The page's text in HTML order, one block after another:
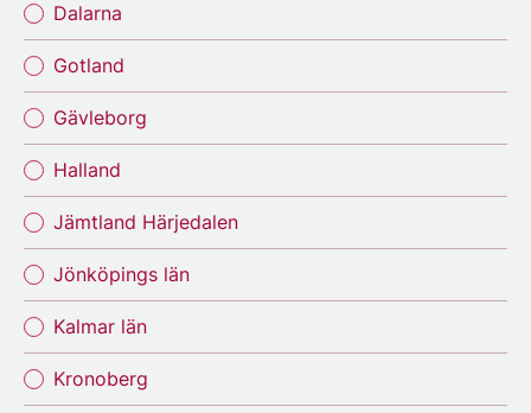
Dalarna
Gotland
Gävleborg
Halland
Jämtland Härjedalen
Jönköpings län
Kalmar län
Kronoberg